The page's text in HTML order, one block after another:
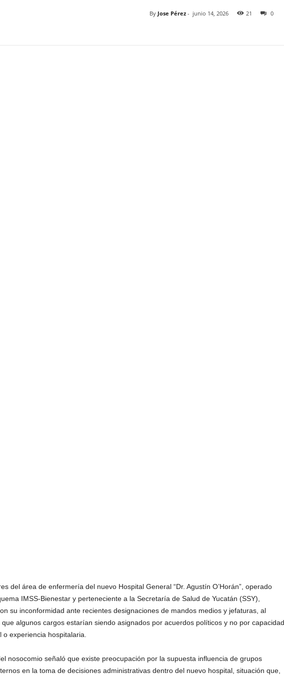
By Jose Pérez- junio 14, 2026 21 0
del área de enfermería del nuevo Hospital General “Dr. Agustín O’Horán”, operado
IMSS-Bienestar y perteneciente a la Secretaría de Salud de Yucatán (SSY),
su inconformidad ante recientes designaciones de mandos medios y jefaturas, al
algunos cargos estarían siendo asignados por acuerdos políticos y no por capacidad
o experiencia hospitalaria.
nosocomio señaló que existe preocupación por la supuesta influencia de grupos
en la toma de decisiones administrativas dentro del nuevo hospital, situación que,